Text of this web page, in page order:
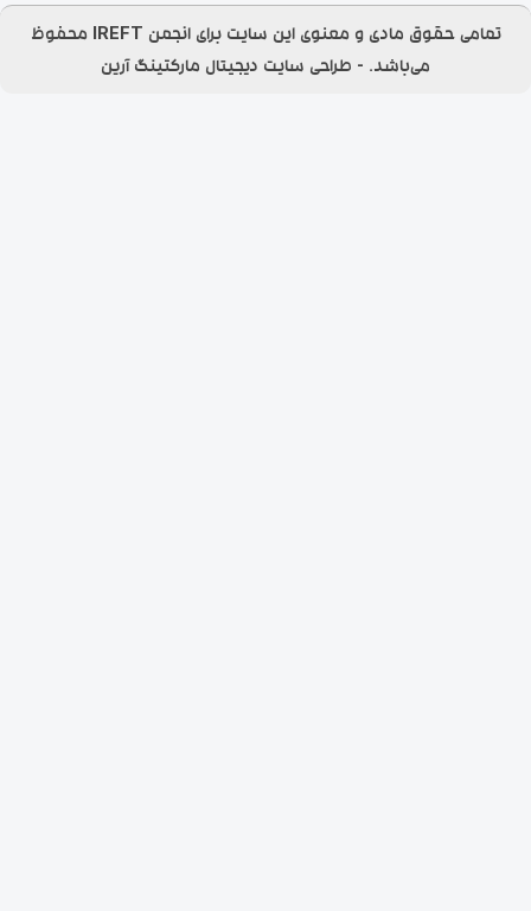
تمامی حقوق مادی و معنوی این سایت برای انجمن IREFT محفوظ
می‌باشد.​ - طراحی سایتدیجیتال مارکتینگ آرین